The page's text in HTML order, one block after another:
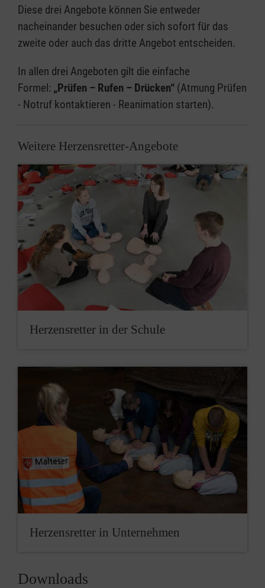
Diese drei Angebote können Sie entweder
nacheinander besuchen oder sich sofort für das
zweite oder auch das dritte Angebot entscheiden.
In allen drei Angeboten gilt die einfache
Formel: „Prüfen – Rufen – Drücken“ (Atmung Prüfen
- Notruf kontaktieren - Reanimation starten).
Weitere Herzensretter-Angebote
Herzensretter in der Schule
Herzensretter in Unternehmen
Downloads